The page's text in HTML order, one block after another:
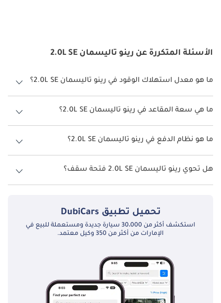
الأسئلة المتكررة عن رينو تاليسمان 2.0L SE
ما هو معدل استهلاك الوقود في رينو تاليسمان 2.0L SE؟
يبلغ معدل استهلاك الوقود المقترح من الشركة المصنعة لسيارة رينو
تاليسمان 2026 من 14.3 كم/ليتر - 17 كم/ليتر.
ما هي سعة المقاعد في رينو تاليسمان 2.0L SE؟
تتسع رينو تاليسمان 2.0L SE لأ 5 أشخاص.
ما هو نظام الدفع في رينو تاليسمان 2.0L SE؟
نظام الدفع في رينو تاليسمان Front Wheel Drive 2.0L SE.
هل تحوي رينو تاليسمان 2.0L SE فتحة سقف؟
نعم توفر رينو تاليسمان 2.0L SE فتحة السقف كخيار.
تحميل تطبيق DubiCars
استكشف أكثر من 30،000 سيارة جديدة ومستعملة للبيع في
الإمارات من أكثر من 350 وكيل معتمد.